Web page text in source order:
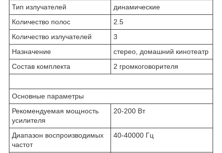
Тип излучателей
динамические
Количество полос
2.5
Количество излучателей
3
Назначение
стерео, домашний кинотеатр
Состав комплекта
2 громкоговорителя
Основные параметры
Рекомендуемая мощность
усилителя
20-200 Вт
Диапазон воспроизводимых
частот
40-40000 Гц